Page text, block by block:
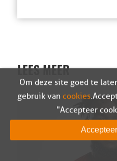
LEES MEER
Om deze site goed te
gebruik van cookies.
"Accepteer